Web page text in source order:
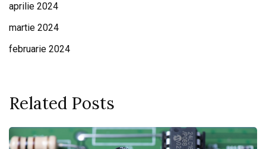
aprilie 2024
martie 2024
februarie 2024
Related Posts